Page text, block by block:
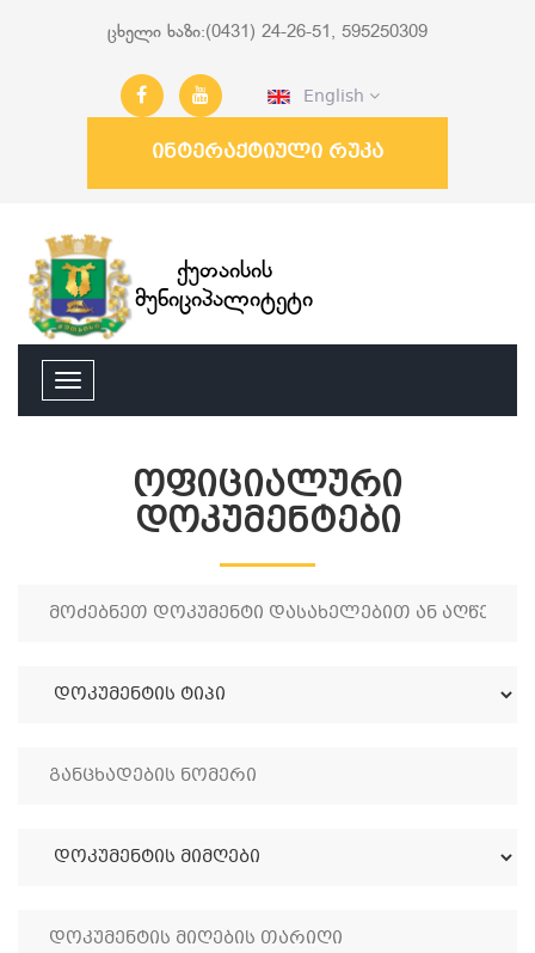
ცხელი ხაზი:(0431) 24-26-51, 595250309
English
ინტერაქტიული რუკა
ქუთაისის
მუნიციპალიტეტი
ოფიციალური
დოკუმენტები